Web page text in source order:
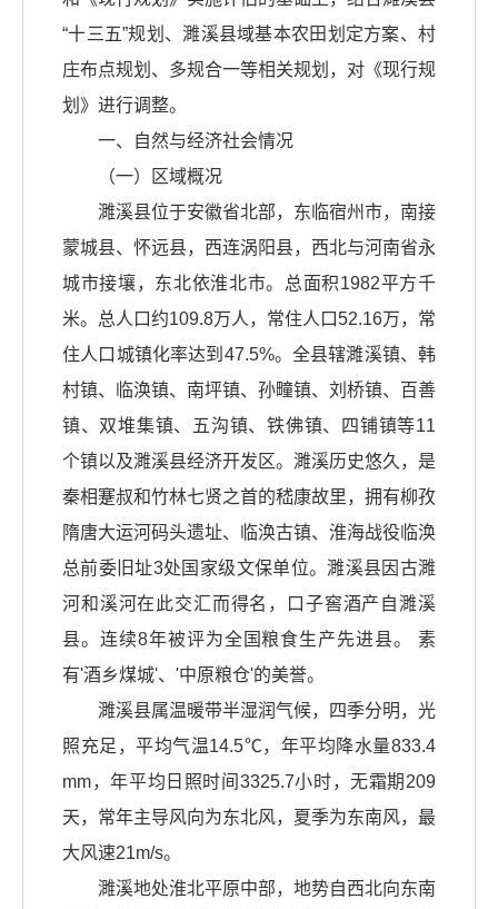
“十三五”规划、濉溪县域基本农田划定方案、村
庄布点规划、多规合一等相关规划，对《现行规
划》进行调整。
一、自然与经济社会情况
（一）区域概况
濉溪县位于安徽省北部，东临宿州市，南接
蒙城县、怀远县，西连涡阳县，西北与河南省永
城市接壤，东北依淮北市。总面积1982平方千
米。总人口约109.8万人，常住人口52.16万，常
住人口城镇化率达到47.5%。全县辖濉溪镇、韩
村镇、临涣镇、南坪镇、孙疃镇、刘桥镇、百善
镇、双堆集镇、五沟镇、铁佛镇、四铺镇等11
个镇以及濉溪县经济开发区。濉溪历史悠久，是
秦相蹇叔和竹林七贤之首的嵇康故里，拥有柳孜
隋唐大运河码头遗址、临涣古镇、淮海战役临涣
总前委旧址3处国家级文保单位。濉溪县因古濉
河和溪河在此交汇而得名，口子窖酒产自濉溪
县。连续8年被评为全国粮食生产先进县。 素
有'酒乡煤城'、'中原粮仓'的美誉。
濉溪县属温暖带半湿润气候，四季分明，光
照充足，平均气温14.5℃，年平均降水量833.4
mm，年平均日照时间3325.7小时，无霜期209
天，常年主导风向为东北风，夏季为东南风，最
大风速21m/s。
濉溪地处淮北平原中部，地势自西北向东南